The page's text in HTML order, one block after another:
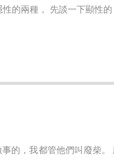
的兩種， 先談一下顯性
的，我都管他們叫廢柴